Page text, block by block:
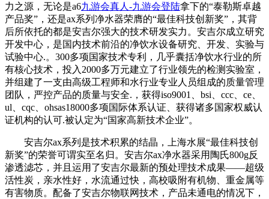
力之源，无论是a6九游会真人-九游会登陆拿下的“泰勒斯卓越
产品奖”，还是ax系列净水器荣膺的“最佳科技创新奖”，其背
后所依托的都是安吉尔强大的技术研发实力。安吉尔成立研究
开发中心，是国内技术前沿的净饮水设备研究、开发、实验与
试验中心.。300多项国家技术专利，几乎囊括净饮水行业的所
有核心技术，投入2000多万元建立了行业领先的检测实验室，
并组建了一支由高级工程师和水行业专业人员组成的质量管理
团队，严控产品的质量与安全.，获得iso9001、bsi、ccc、ce、
ul、cqc、ohsas18000多项国际体系认证、获得诸多国家权威认
证机构的认可.被认定为“国家高新技术企业”。
安吉尔ax系列是技术积累的结晶，上海水展“最佳科技创
新奖”的荣誉可谓实至名归。安吉尔ax净水器采用陶氏800g反
渗透滤芯，并且运用了安吉尔最新的预处理技术成果——超级
活性炭，亲水性好，水流通过快，高校吸附有机物、重金属等
有害物质。配备了安吉尔物联网技术，产品未通电的情况下，